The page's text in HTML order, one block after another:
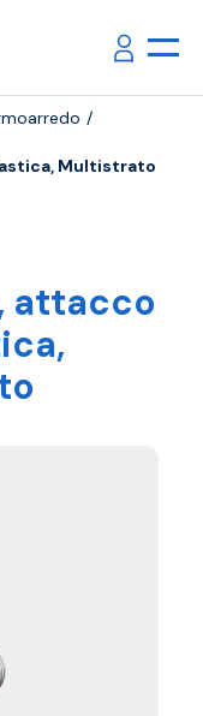
Multistrato
attacco